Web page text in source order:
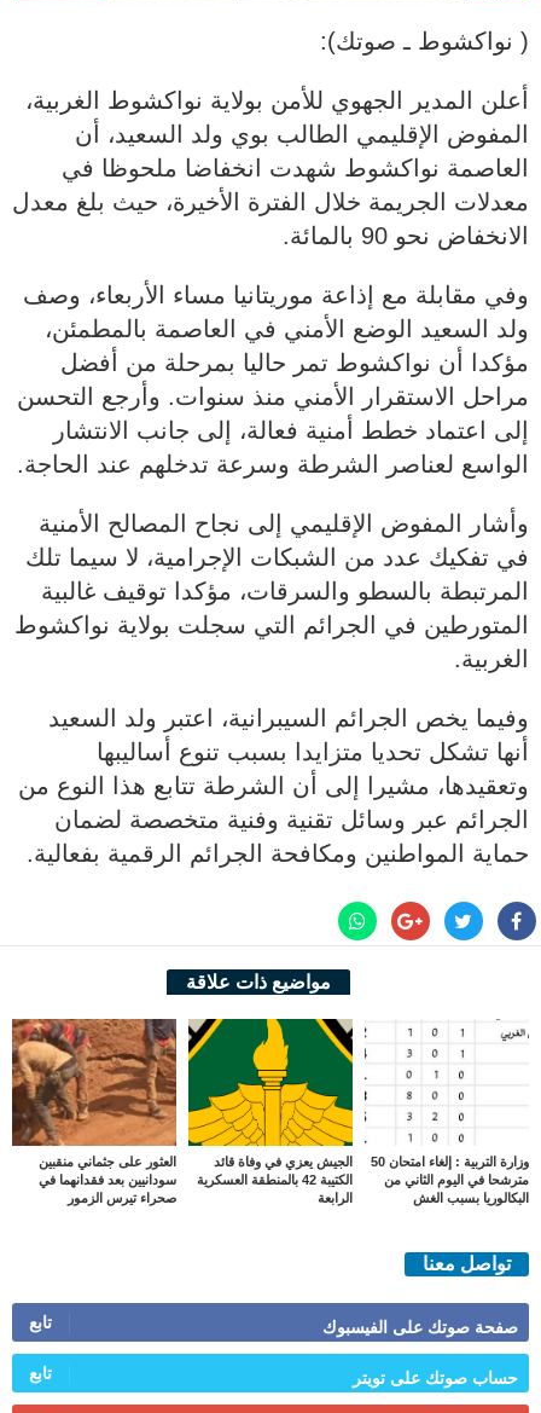
( نواكشوط ـ صوتك):
أعلن المدير الجهوي للأمن بولاية نواكشوط الغربية،
المفوض الإقليمي الطالب بوي ولد السعيد، أن
العاصمة نواكشوط شهدت انخفاضا ملحوظا في
معدلات الجريمة خلال الفترة الأخيرة، حيث بلغ معدل
الانخفاض نحو 90 بالمائة.
وفي مقابلة مع إذاعة موريتانيا مساء الأربعاء، وصف
ولد السعيد الوضع الأمني في العاصمة بالمطمئن،
مؤكدا أن نواكشوط تمر حاليا بمرحلة من أفضل
مراحل الاستقرار الأمني منذ سنوات. وأرجع التحسن
إلى اعتماد خطط أمنية فعالة، إلى جانب الانتشار
الواسع لعناصر الشرطة وسرعة تدخلهم عند الحاجة.
وأشار المفوض الإقليمي إلى نجاح المصالح الأمنية
في تفكيك عدد من الشبكات الإجرامية، لا سيما تلك
المرتبطة بالسطو والسرقات، مؤكدا توقيف غالبية
المتورطين في الجرائم التي سجلت بولاية نواكشوط
الغربية.
وفيما يخص الجرائم السيبرانية، اعتبر ولد السعيد
أنها تشكل تحديا متزايدا بسبب تنوع أساليبها
وتعقيدها، مشيرا إلى أن الشرطة تتابع هذا النوع من
الجرائم عبر وسائل تقنية وفنية متخصصة لضمان
حماية المواطنين ومكافحة الجرائم الرقمية بفعالية.
مواضيع ذات علاقة
وزارة التربية : إلغاء امتحان 50
مترشحا في اليوم الثاني من
البكالوريا بسبب الغش
الجيش يعزي في وفاة قائد
الكتيبة 42 بالمنطقة العسكرية
الرابعة
العثور على جثماني منقبين
سودانيين بعد فقدانهما في
صحراء تيرس الزمور
تواصل معنا
صفحة صوتك على الفيسبوك تابع
حساب صوتك على تويتر تابع